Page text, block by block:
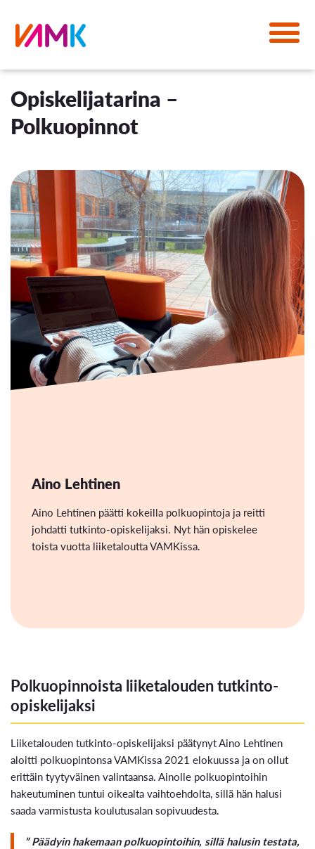
Opiskelijatarina –
Polkuopinnot
Aino Lehtinen
Aino Lehtinen päätti kokeilla polkuopintoja ja reitti
johdatti tutkinto-opiskelijaksi. Nyt hän opiskelee
toista vuotta liiketaloutta VAMKissa.
Polkuopinnoista liiketalouden tutkinto-
opiskelijaksi
Liiketalouden tutkinto-opiskelijaksi päätynyt Aino Lehtinen
aloitti polkuopintonsa VAMKissa 2021 elokuussa ja on ollut
erittäin tyytyväinen valintaansa. Ainolle polkuopintoihin
hakeutuminen tuntui oikealta vaihtoehdolta, sillä hän halusi
saada varmistusta koulutusalan sopivuudesta.
” Päädyin hakemaan polkuopintoihin, sillä halusin testata,